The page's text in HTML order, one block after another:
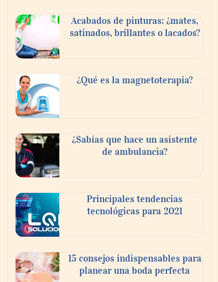
buscan proyectar talento mexicano y
fortalecer el turismo médico
En el Día de la Cerveza, Grupo Modelo
mundo elige para reunirse: 7 de cada 10 la
escogen
Acabados de pinturas: ¿mates,
satinados, brillantes o lacados?
¿Qué es la magnetoterapia?
¿Sabías que hace un asistente
de ambulancia?
Principales tendencias
tecnológicas para 2021
15 consejos indispensables para
planear una boda perfecta